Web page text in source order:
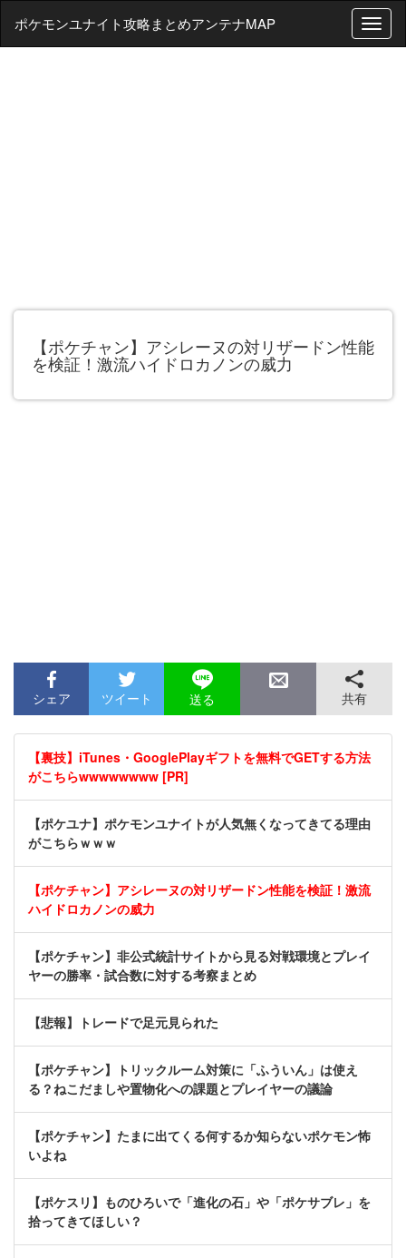
T
o
ポケモンユナイト攻略まとめアンテナMAP
【ポケチャン】アシレーヌの対リザードン性能
を検証！激流ハイドロカノンの威力
シェア ツイート 送る 共有
【裏技】iTunes・GooglePlayギフトを無料でGETする方法
がこちらwwwwwwww [PR]
【ポケユナ】ポケモンユナイトが人気無くなってきてる理由
がこちらｗｗｗ
【ポケチャン】アシレーヌの対リザードン性能を検証！激流
ハイドロカノンの威力
【ポケチャン】非公式統計サイトから見る対戦環境とプレイ
ヤーの勝率・試合数に対する考察まとめ
【悲報】トレードで足元見られた
【ポケチャン】トリックルーム対策に「ふういん」は使え
る？ねこだましや置物化への課題とプレイヤーの議論
【ポケチャン】たまに出てくる何するか知らないポケモン怖
いよね
【ポケスリ】ものひろいで「進化の石」や「ポケサブレ」を
拾ってきてほしい？